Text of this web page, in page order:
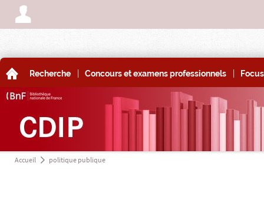
A
A Recherche | Concours et examens professionnels | Focus
Accueil a politique publique